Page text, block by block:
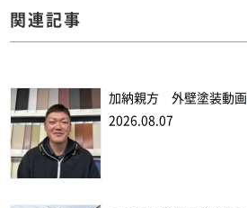
関連記事
加納親方 外壁塗装動画
2026.08.07